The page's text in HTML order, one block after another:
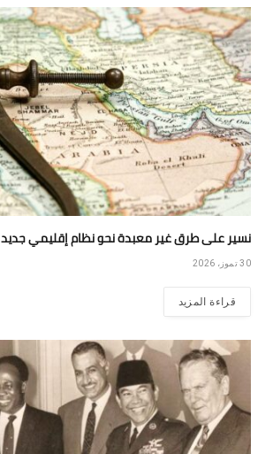
نسير على طرق غير معبدة نحو نظام إقليمي جديد
30 تموز، 2026
قراءة المزيد